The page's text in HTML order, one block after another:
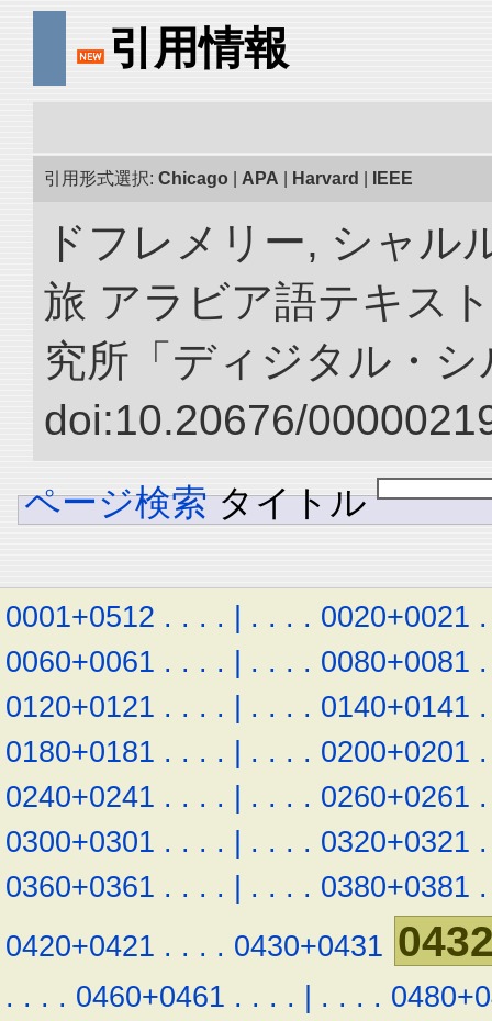
引用情報
引用形式選択: Chicago APA Harvard IEEE
ドフレメリー, シャル
旅 アラビア語テキス
究所「ディジタル・
doi:10.20676/
ページ検索 タイトル
0001+0512 . . . . | . . . . 0020+0021 .
0060+0061 . . . . | . . . . 0080+0081 .
0120+0121 . . . . | . . . . 0140+0141 .
0180+0181 . . . . | . . . . 0200+0201 .
0240+0241 . . . . | . . . . 0260+0261 .
0300+0301 . . . . | . . . . 0320+0321 .
0360+0361 . . . . | . . . . 0380+0381 .
0420+0421 . . . . 0430+0431
. . . . 0460+0461 . . . . | . . . .